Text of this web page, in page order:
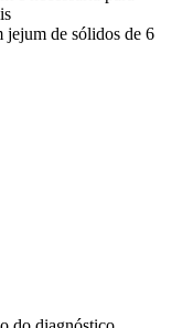
jejum de sólidos de 6